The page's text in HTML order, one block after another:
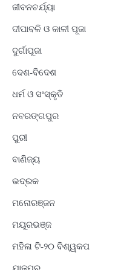
ଜୀବନଚର୍ଯ୍ୟା
ଦୀପାବଳି ଓ କାଳୀ ପୂଜା
ଦୁର୍ଗାପୂଜା
ଦେଶ-ବିଦେଶ
ଧର୍ମ ଓ ସଂସ୍କୃତି
ନବରଙ୍ଗପୁର
ପୁରୀ
ବାଣିଜ୍ୟ
ଭଦ୍ରକ
ମନୋରଞ୍ଜନ
ମୟୂରଭଞ୍ଜ
ମହିଳା ଟି-୨୦ ବିଶ୍ୱକପ
ଯାଜପୁର